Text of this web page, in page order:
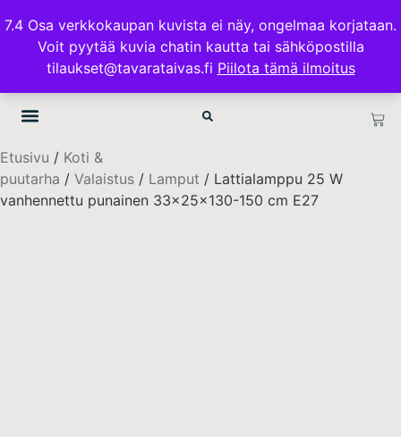
7.4 Osa verkkokaupan kuvista ei näy, ongelmaa korjataan.
Voit pyytää kuvia chatin kautta tai sähköpostilla
tilaukset@tavarataivas.fi Piilota tämä ilmoitus
ILMAINEN TOIMITUS 100€ TILAUKSISSA
TAVARATAIVAS.FI
Etusivu / Koti &
puutarha / Valaistus / Lamput / Lattialamppu 25 W
vanhennettu punainen 33x25x130-150 cm E27